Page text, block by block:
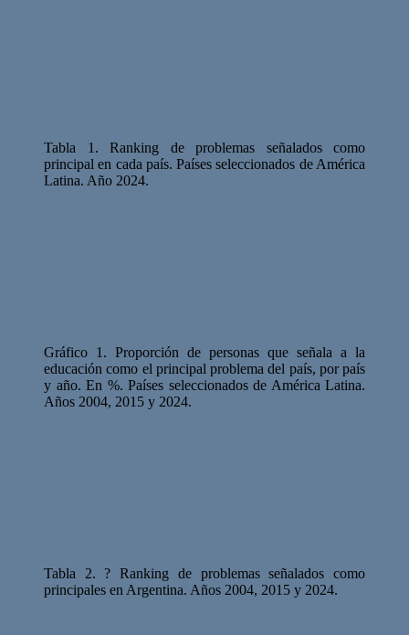
Tabla 1. Ranking de problemas señalados como
principal en cada país. Países seleccionados de América
Latina. Año 2024.
Gráfico 1. Proporción de personas que señala a la
educación como el principal problema del país, por país
y año. En %. Países seleccionados de América Latina.
Años 2004, 2015 y 2024.
Tabla 2. ? Ranking de problemas señalados como
principales en Argentina. Años 2004, 2015 y 2024.